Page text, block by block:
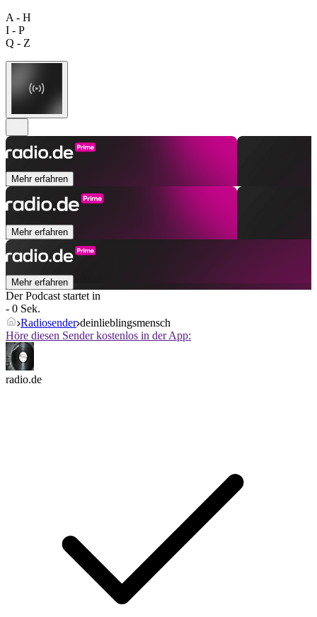
A - H
I - P
Q - Z
Mehr erfahren
Mehr erfahren
Mehr erfahren
Der Podcast startet in
- 0 Sek.
Radiosender deinlieblingsmensch
Höre diesen Sender kostenlos in der App:
radio.de